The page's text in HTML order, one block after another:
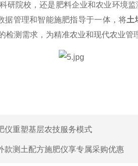
研院校，还是肥料企业和农业环境
据管理和智能施肥指导于一体，将土
测需求，为精准农业和现代农业管
仪重塑基层农技服务模式
款测土配方施肥仪享专属采购优惠